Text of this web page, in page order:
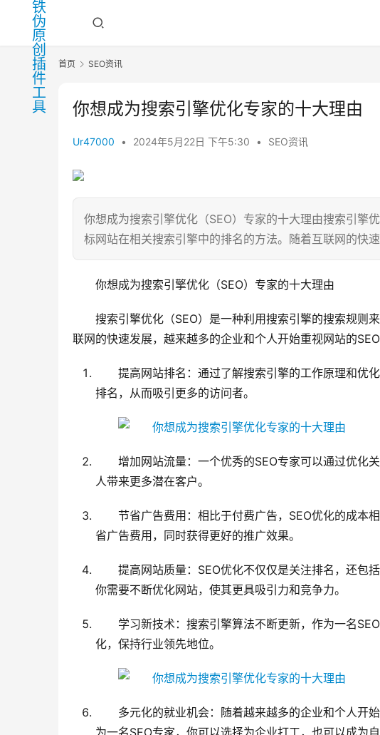
首页 SEO资讯
你想成为搜索引擎优化专家的十大理由
Ur47000 • 2024年5月22日 下午5:30 • SEO资讯
你想成为搜索引擎优化（SEO）专家的十大理由搜索引擎
标网站在相关搜索引擎中的排名的方法。随着互联网的快
你想成为搜索引擎优化（SEO）专家的十大理由
搜索引擎优化（SEO）是一种利用搜索引擎的搜索规则
联网的快速发展，越来越多的企业和个人开始重视网站的
提高网站排名：通过了解搜索引擎的工作原理和优
排名，从而吸引更多的访问者。
增加网站流量：一个优秀的SEO专家可以通过优化
人带来更多潜在客户。
节省广告费用：相比于付费广告，SEO优化的成本
省广告费用，同时获得更好的推广效果。
提高网站质量：SEO优化不仅仅是关注排名，还包
你需要不断优化网站，使其更具吸引力和竞争力。
学习新技术：搜索引擎算法不断更新，作为一名
化，保持行业领先地位。
多元化的就业机会：随着越来越多的企业和个人开